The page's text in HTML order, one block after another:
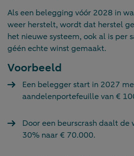
Als een belegging vóór 2028 in
weer herstelt, wordt dat herstel
het nieuwe systeem, ook al is per
géén echte winst gemaakt.
Voorbeeld
Een belegger start in 2027
aandelenportefeuille van €
Door een beurscrash daalt
30% naar € 70.000.